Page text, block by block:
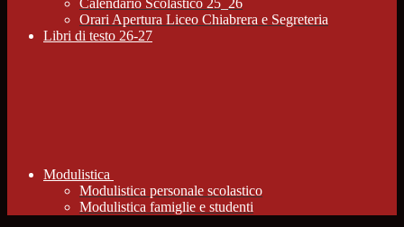
Calendario Scolastico 25_26
Orari Apertura Liceo Chiabrera e Segreteria
Libri di testo 26-27
Modulistica
Modulistica personale scolastico
Modulistica famiglie e studenti